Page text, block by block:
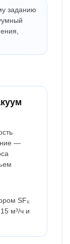
заданию
—
SF₆
м³/ч и